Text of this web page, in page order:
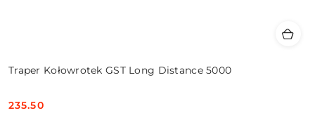
Traper Kołowrotek GST Long Distance 5000
Cena:
235.50